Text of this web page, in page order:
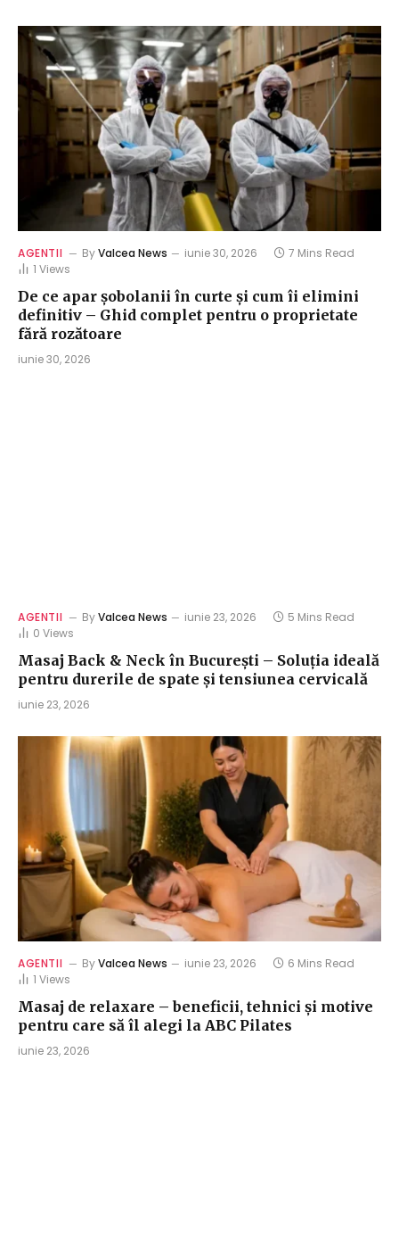
AGENTII ByValcea News iunie 30, 2026
7 Mins Read
1 Views
De ce apar șobolanii în curte și cum îi elimini
definitiv – Ghid complet pentru o proprietate
fără rozătoare
iunie 30, 2026
AGENTII ByValcea News iunie 23, 2026
5 Mins Read
0 Views
Masaj Back & Neck în București – Soluția ideală
pentru durerile de spate și tensiunea cervicală
iunie 23, 2026
AGENTII ByValcea News iunie 23, 2026
6 Mins Read
1 Views
Masaj de relaxare – beneficii, tehnici și motive
pentru care să îl alegi la ABC Pilates
iunie 23, 2026